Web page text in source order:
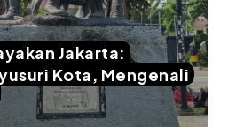
Jakarta:
Kota, Mengenali